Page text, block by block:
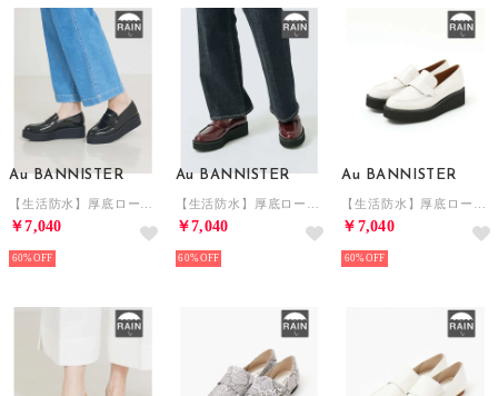
Au BANNISTER
【生活防水】厚底ローファー （ブラック）
￥7,040
60%
Au BANNISTER
【生活防水】厚底ローファー （ボルドー）
￥7,040
60%
Au BANNISTER
【生活防水】厚底ローファー （アイボリー）
￥7,040
60%